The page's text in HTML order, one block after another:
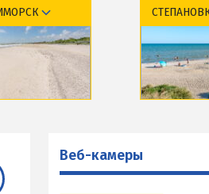
Виндсерфинг на Азовском море
Отдых на Азовском море с
Поездки на море — лайфхаки
Каролино-Бугаз
Веб-камеры